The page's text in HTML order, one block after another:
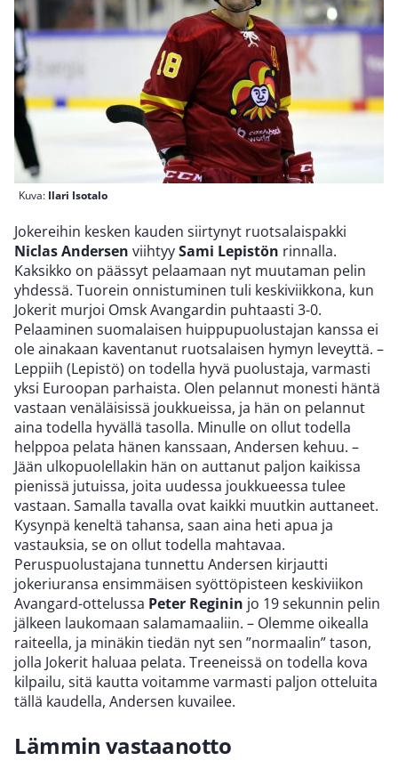
Kuva: Ilari Isotalo
Jokereihin kesken kauden siirtynyt ruotsalaispakki
Niclas Andersen viihtyySami Lepistön rinnalla.
Kaksikko on päässyt pelaamaan nyt muutaman pelin
yhdessä. Tuorein onnistuminen tuli keskiviikkona, kun
Jokerit murjoi Omsk Avangardin puhtaasti 3-0.
Pelaaminen suomalaisen huippupuolustajan kanssa ei
ole ainakaan kaventanut ruotsalaisen hymyn leveyttä. –
Leppiih (Lepistö) on todella hyvä puolustaja, varmasti
yksi Euroopan parhaista. Olen pelannut monesti häntä
vastaan venäläisissä joukkueissa, ja hän on pelannut
aina todella hyvällä tasolla. Minulle on ollut todella
helppoa pelata hänen kanssaan, Andersen kehuu. –
Jään ulkopuolellakin hän on auttanut paljon kaikissa
pienissä jutuissa, joita uudessa joukkueessa tulee
vastaan. Samalla tavalla ovat kaikki muutkin auttaneet.
Kysynpä keneltä tahansa, saan aina heti apua ja
vastauksia, se on ollut todella mahtavaa.
Peruspuolustajana tunnettu Andersen kirjautti
jokeriuransa ensimmäisen syöttöpisteen keskiviikon
Avangard-ottelussa Peter Reginin jo 19 sekunnin pelin
jälkeen laukomaan salamamaaliin. – Olemme oikealla
raiteella, ja minäkin tiedän nyt sen ”normaalin” tason,
jolla Jokerit haluaa pelata. Treeneissä on todella kova
kilpailu, sitä kautta voitamme varmasti paljon otteluita
tällä kaudella, Andersen kuvailee.
Lämmin vastaanotto